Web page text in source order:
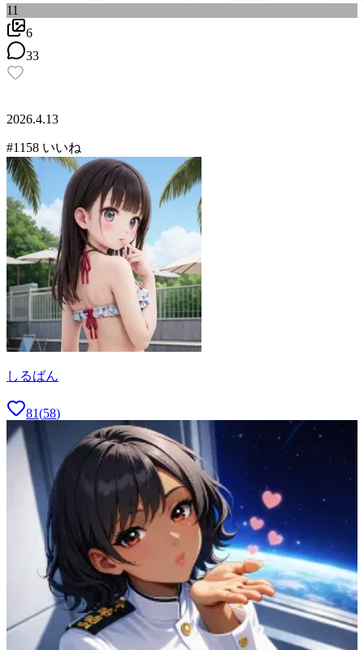
11
6
33
2026.4.13
#11 58 いいね
しるばん
81(58)